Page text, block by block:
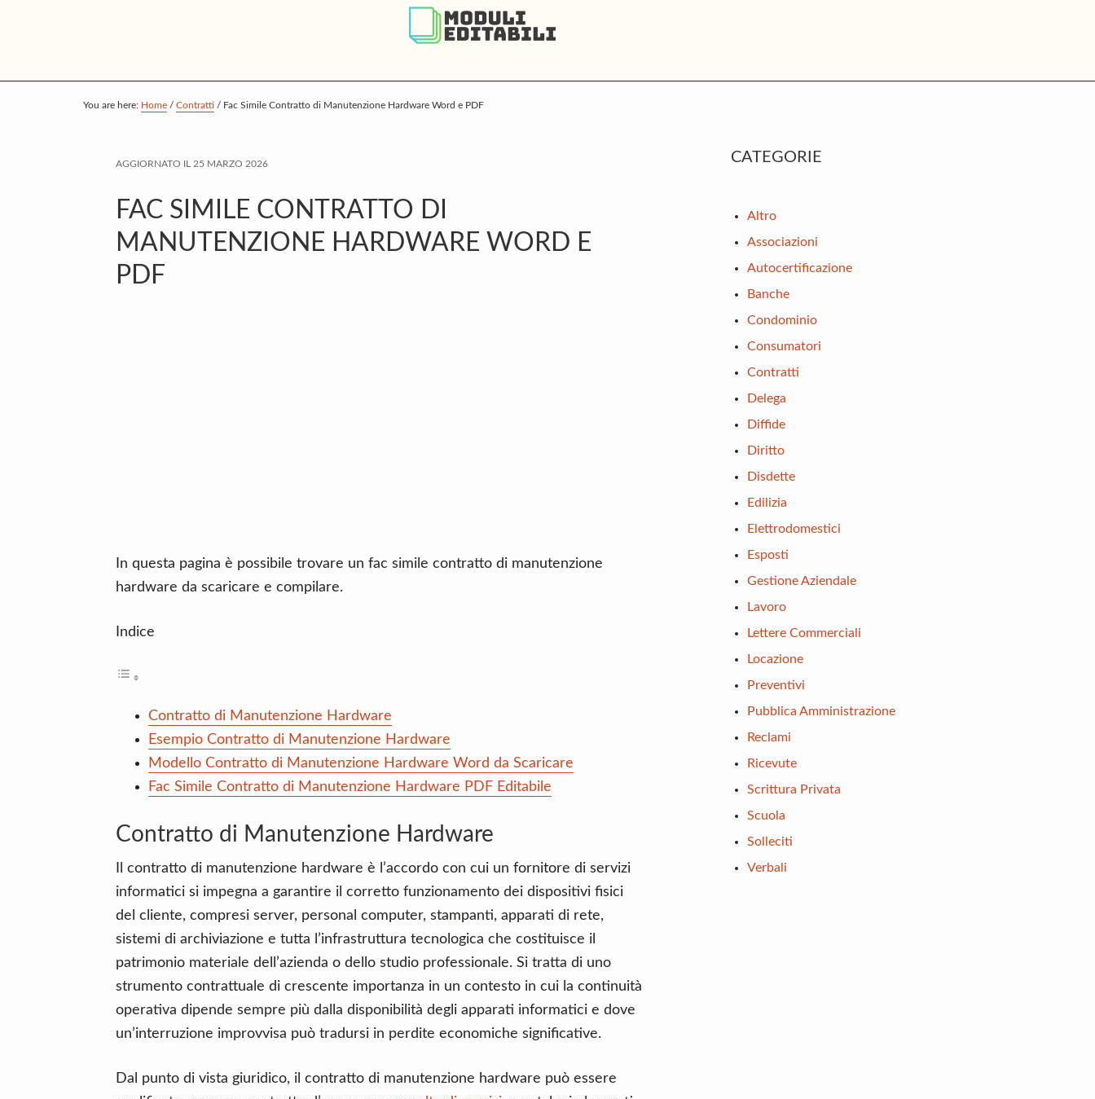
p
p
p
You are here: Home / Contratti / Fac Simile Contratto di Manutenzione Hardware Word e PDF
AGGIORNATO IL 25 MARZO 2026
FAC SIMILE CONTRATTO DI
MANUTENZIONE HARDWARE WORD E
PDF
In questa pagina è possibile trovare un fac simile contratto di manutenzione
hardware da scaricare e compilare.
Indice
Contratto di Manutenzione Hardware
Esempio Contratto di Manutenzione Hardware
Modello Contratto di Manutenzione Hardware Word da Scaricare
Fac Simile Contratto di Manutenzione Hardware PDF Editabile
Contratto di Manutenzione Hardware
Il contratto di manutenzione hardware è l’accordo con cui un fornitore di servizi
informatici si impegna a garantire il corretto funzionamento dei dispositivi fisici
del cliente, compresi server, personal computer, stampanti, apparati di rete,
sistemi di archiviazione e tutta l’infrastruttura tecnologica che costituisce il
patrimonio materiale dell’azienda o dello studio professionale. Si tratta di uno
strumento contrattuale di crescente importanza in un contesto in cui la continuità
operativa dipende sempre più dalla disponibilità degli apparati informatici e dove
un’interruzione improvvisa può tradursi in perdite economiche significative.
Dal punto di vista giuridico, il contratto di manutenzione hardware può essere
Primary
CATEGORIE
Altro
Associazioni
Autocertificazione
Banche
Condominio
Consumatori
Contratti
Delega
Diffide
Diritto
Disdette
Edilizia
Elettrodomestici
Esposti
Gestione Aziendale
Lavoro
Lettere Commerciali
Locazione
Preventivi
Pubblica Amministrazione
Reclami
Ricevute
Scrittura Privata
Scuola
Solleciti
Verbali